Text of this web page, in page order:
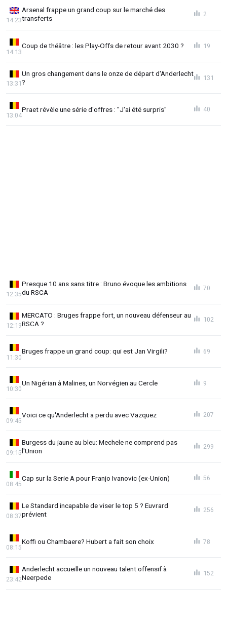
Arsenal frappe un grand coup sur le marché des
transferts
14:23
2
Coup de théâtre : les Play-Offs de retour avant 2030 ?
14:13
19
Un gros changement dans le onze de départ d'Anderlecht
?
13:31
131
Praet révèle une série d'offres : "J'ai été surpris"
13:04
40
Presque 10 ans sans titre : Bruno évoque les ambitions
du RSCA
12:35
70
MERCATO : Bruges frappe fort, un nouveau défenseur au
RSCA ?
12:19
102
Bruges frappe un grand coup: qui est Jan Virgili?
11:30
69
Un Nigérian à Malines, un Norvégien au Cercle
10:30
9
Voici ce qu'Anderlecht a perdu avec Vazquez
09:45
207
Burgess du jaune au bleu: Mechele ne comprend pas
l'Union
09:15
299
Cap sur la Serie A pour Franjo Ivanovic (ex-Union)
08:45
56
Le Standard incapable de viser le top 5 ? Euvrard
prévient
08:37
256
Koffi ou Chambaere? Hubert a fait son choix
08:15
78
Anderlecht accueille un nouveau talent offensif à
Neerpede
23:42
152